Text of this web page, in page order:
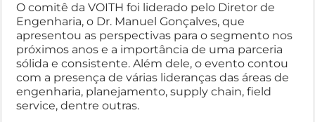
O comitê da VOITH foi liderado pelo Diretor de
Engenharia, o Dr. Manuel Gonçalves, que
apresentou as perspectivas para o segmento nos
próximos anos e a importância de uma parceria
sólida e consistente. Além dele, o evento contou
com a presença de várias lideranças das áreas de
engenharia, planejamento, supply chain, field
service, dentre outras.